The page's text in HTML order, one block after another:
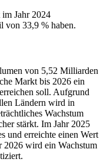
Jahr 2024
von 33,9 % haben.
von 5,52 Milliarden
Markt bis 2026 ein
soll. Aufgrund
Ländern wird in
Wachstum
stärkt. Im Jahr 2025
und erreichte einen Wert
wird ein Wachstum